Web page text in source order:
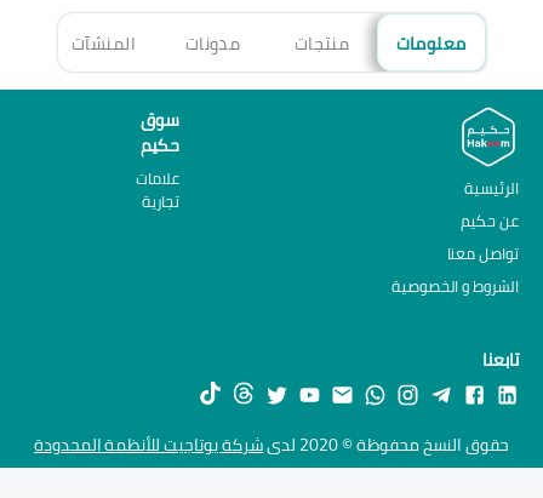
معلومات منتجات مدونات المنشآت
الرئيسية
عن حكيم
تواصل معنا
الشروط و الخصوصية
سوق
حكيم
علامات
تجارية
تابعنا
حقوق النسخ محفوظة © 2020 لدى شركة يوتاجيت للأنظمة المحدودة